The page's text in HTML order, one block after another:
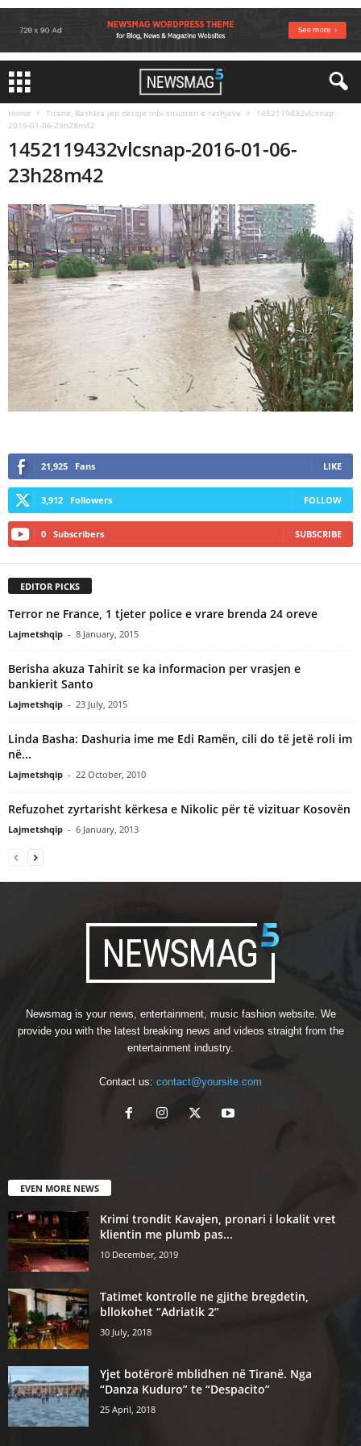
Home Tirane, Bashkia jep detaje mbi situaten e reshjeve
1452119432vlcsnap-
2016-01-06-23h28m42
1452119432vlcsnap-2016-01-06-
23h28m42
21,925 Fans LIKE
3,912 Followers FOLLOW
0 Subscribers SUBSCRIBE
EDITOR PICKS
Terror ne France, 1 tjeter police e vrare brenda 24 oreve
Lajmetshqip - 8 January, 2015
Berisha akuza Tahirit se ka informacion per vrasjen e
bankierit Santo
Lajmetshqip - 23 July, 2015
Linda Basha: Dashuria ime me Edi Ramën, cili do të jetë roli im
në...
Lajmetshqip - 22 October, 2010
Refuzohet zyrtarisht kërkesa e Nikolic për të vizituar Kosovën
Lajmetshqip - 6 January, 2013
Newsmag is your news, entertainment, music fashion website. We
provide you with the latest breaking news and videos straight from the
entertainment industry.
Contact us: contact@yoursite.com
EVEN MORE NEWS
Krimi trondit Kavajen, pronari i lokalit vret
klientin me plumb pas...
10 December, 2019
Tatimet kontrolle ne gjithe bregdetin,
bllokohet “Adriatik 2”
30 July, 2018
Yjet botërorë mblidhen në Tiranë. Nga
“Danza Kuduro” te “Despacito”
25 April, 2018